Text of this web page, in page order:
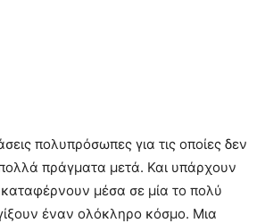
πολυπρόσωπες για τις οποίες δεν
πολλά πράγματα μετά. Και υπάρχουν
μέσα σε μία το πολύ
έναν ολόκληρο κόσμο. Μια